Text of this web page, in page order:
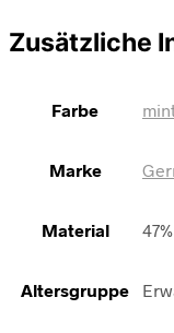
Zusätzliche
Farbe
Marke
Material
Altersgruppe